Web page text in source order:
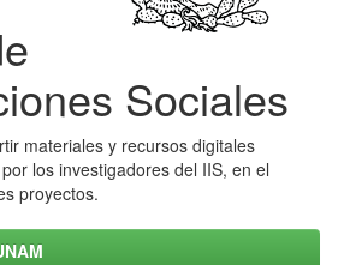
Sociales
materiales y recursos digitales
los investigadores del IIS, en el
proyectos.